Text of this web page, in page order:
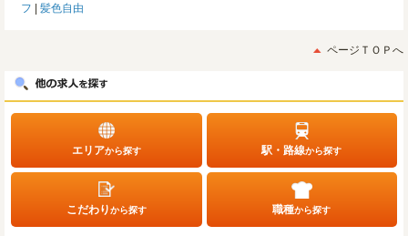
フ
髪色自由
ページＴＯＰへ
エリアから探す 駅・路線から探す
こだわりから探す 職種から探す